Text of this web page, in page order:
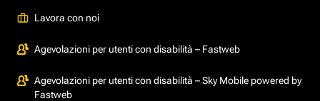
Lavora con noi
Agevolazioni per utenti con disabilità – Fastweb
Agevolazioni per utenti con disabilità – Sky Mobile powered by
Fastweb